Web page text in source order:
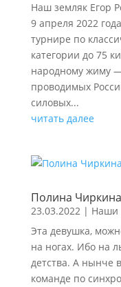
Наш земляк Егор
9 апреля 2022
турнире по
категории до 75
народному жиму
проводимых
силовых...
читать далее
Полина Чиркина
23.03.2022| Наши
Эта девушка,
на ногах. Ибо на
детства. А нынче
команде по